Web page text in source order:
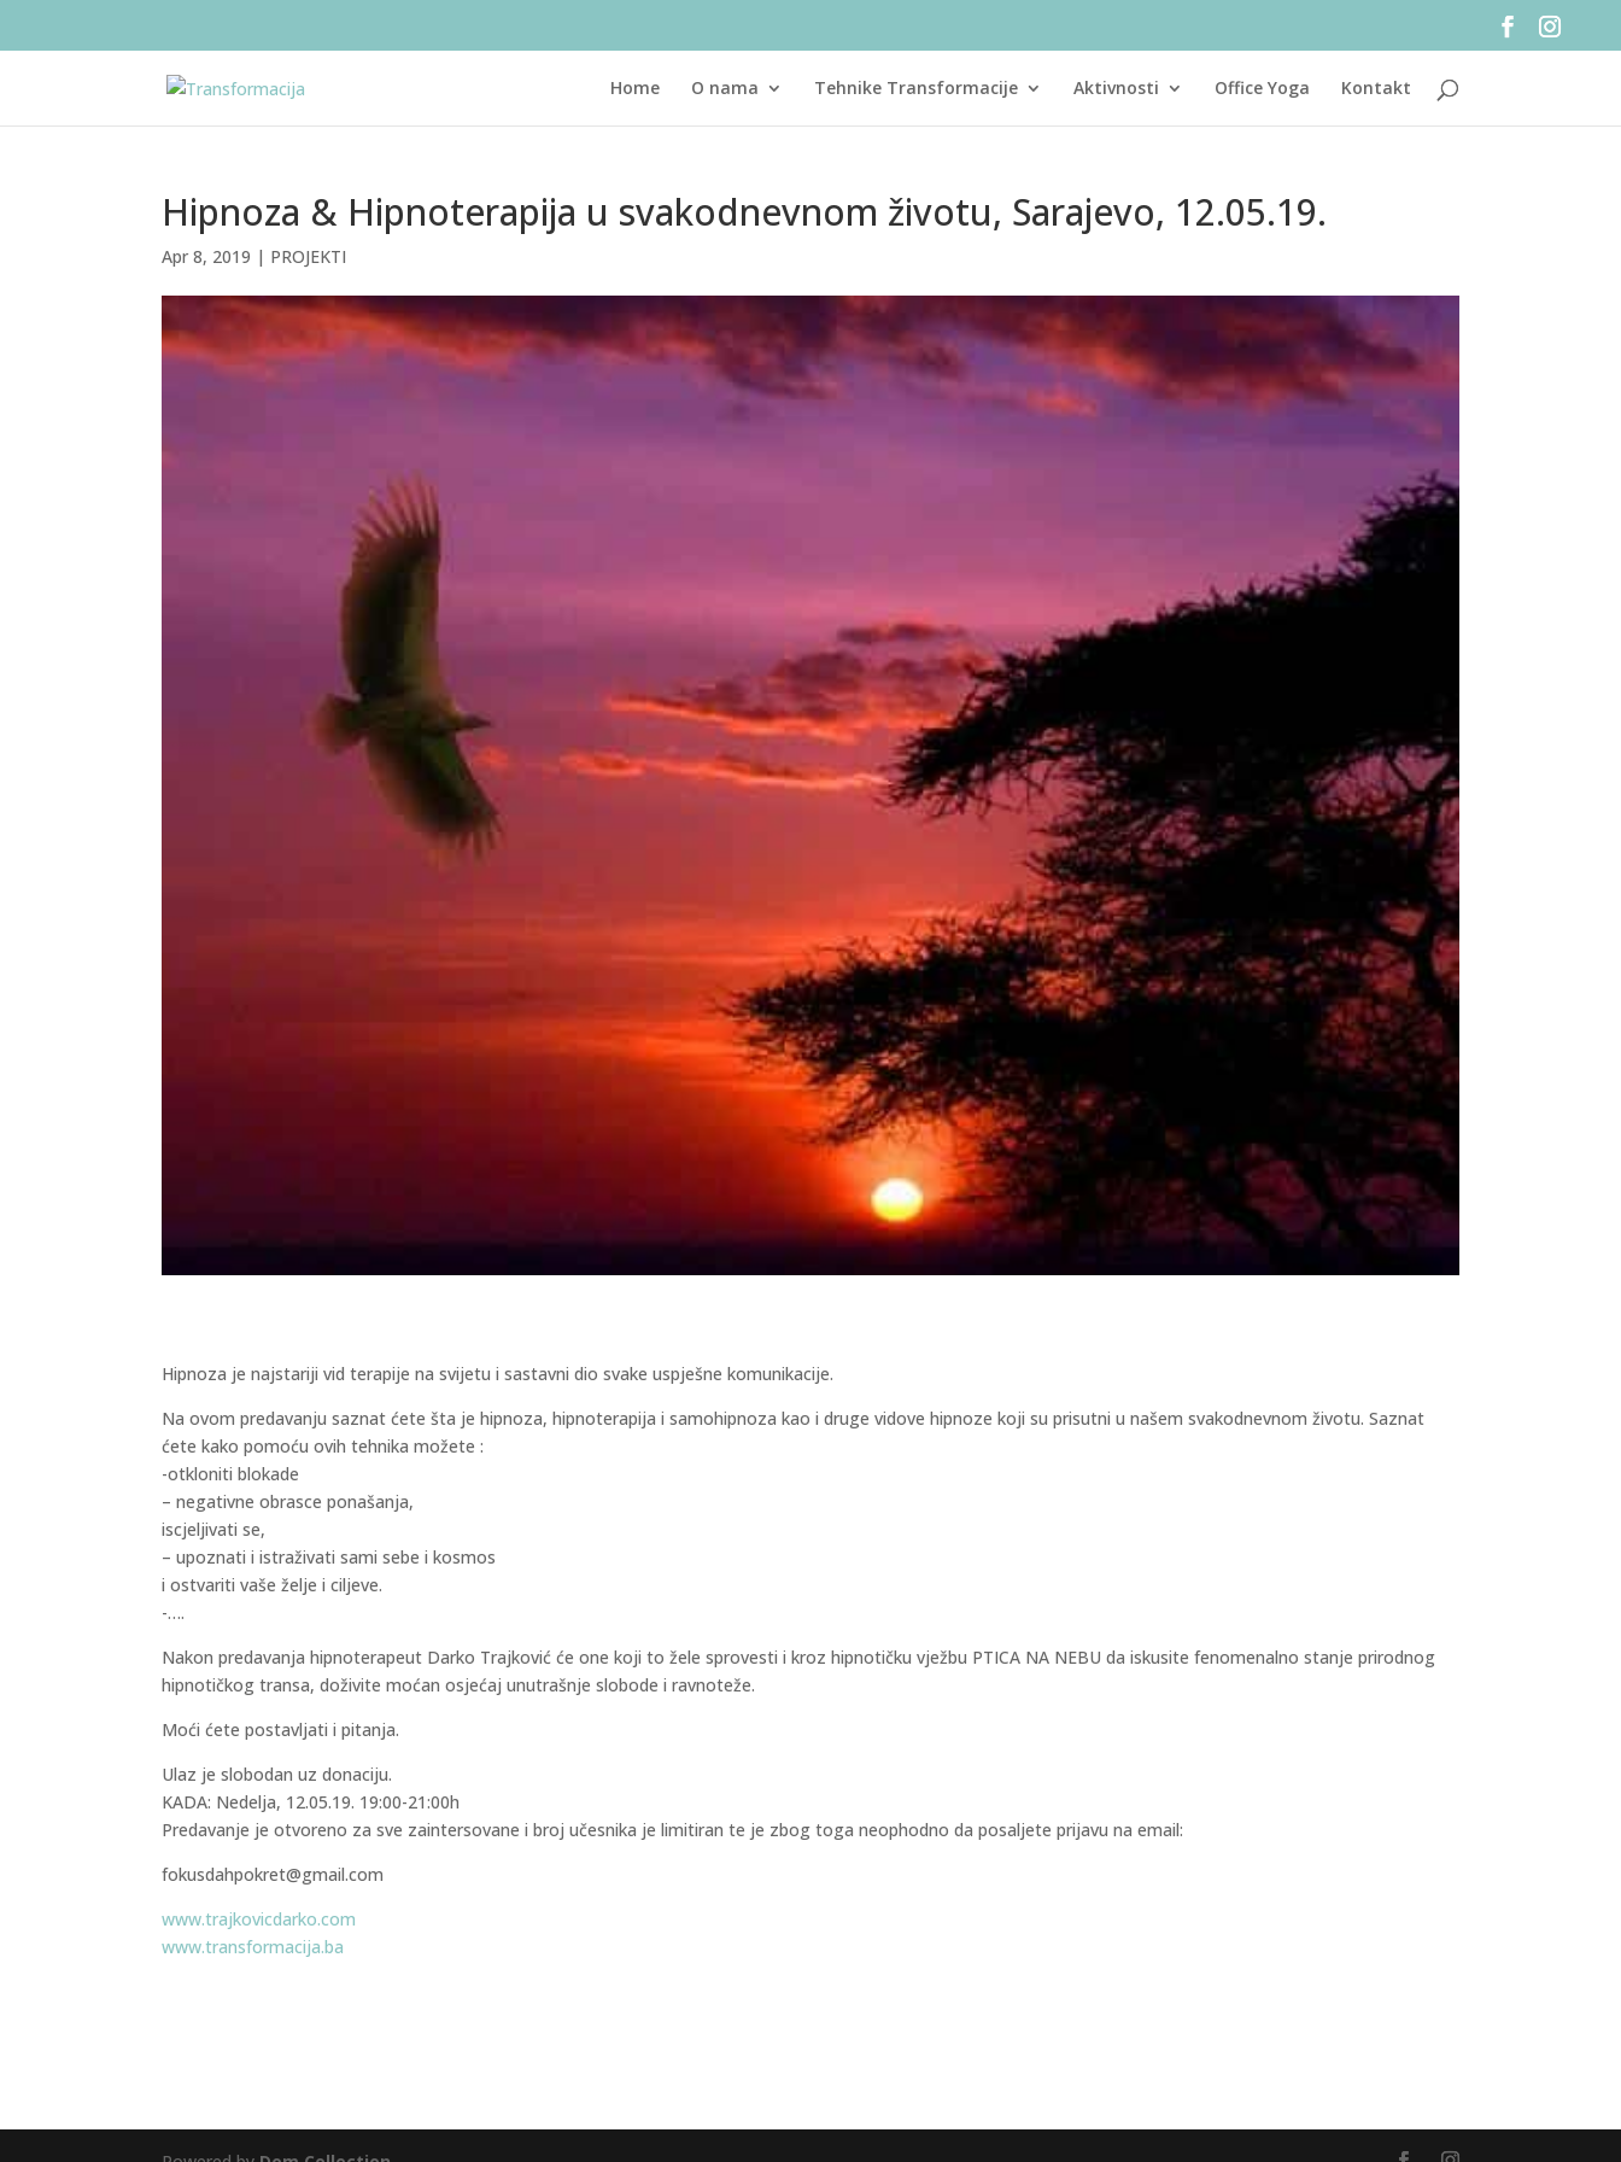
Home O nama Tehnike Transformacije Aktivnosti Office Yoga Kontakt
Hipnoza & Hipnoterapija u svakodnevnom životu, Sarajevo, 12.05.19.
Apr 8, 2019 | PROJEKTI
Hipnoza je najstariji vid terapije na svijetu i sastavni dio svake uspješne komunikacije.
Na ovom predavanju saznat ćete šta je hipnoza, hipnoterapija i samohipnoza kao i druge vidove hipnoze koji su prisutni u našem svakodnevnom životu. Saznat
ćete kako pomoću ovih tehnika možete :
-otkloniti blokade
– negativne obrasce ponašanja,
iscjeljivati se,
– upoznati i istraživati sami sebe i kosmos
i ostvariti vaše želje i ciljeve.
-….
Nakon predavanja hipnoterapeut Darko Trajković će one koji to žele sprovesti i kroz hipnotičku vježbu PTICA NA NEBU da iskusite fenomenalno stanje prirodnog
hipnotičkog transa, doživite moćan osjećaj unutrašnje slobode i ravnoteže.
Moći ćete postavljati i pitanja.
Ulaz je slobodan uz donaciju.
KADA: Nedelja, 12.05.19. 19:00-21:00h
Predavanje je otvoreno za sve zaintersovane i broj učesnika je limitiran te je zbog toga neophodno da posaljete prijavu na email:
fokusdahpokret@gmail.com
www.trajkovicdarko.com
www.transformacija.ba